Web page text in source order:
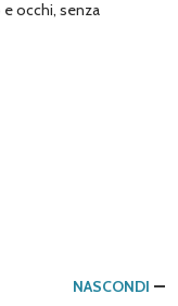
occhi, senza
NASCONDI